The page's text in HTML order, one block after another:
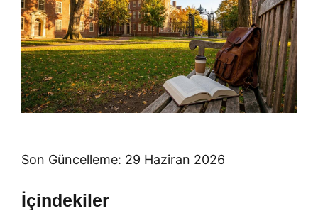
Son Güncelleme: 29 Haziran 2026
İçindekiler